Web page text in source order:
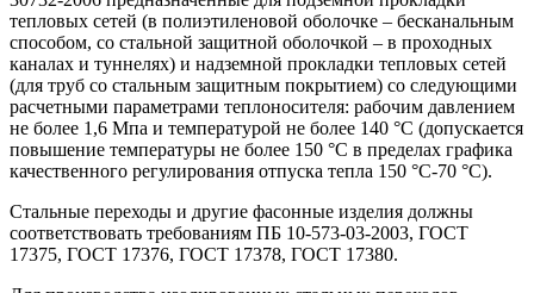
тепловых сетей (в полиэтиленовой оболочке – бесканальным
способом, со стальной защитной оболочкой – в проходных
каналах и туннелях) и надземной прокладки тепловых сетей
(для труб со стальным защитным покрытием) со следующими
расчетными параметрами теплоносителя: рабочим давлением
не более 1,6 Мпа и температурой не более 140 °С (допускается
повышение температуры не более 150 °С в пределах графика
качественного регулирования отпуска тепла 150 °С-70 °С).
Стальные переходы и другие фасонные изделия должны
соответствовать требованиям ПБ 10-573-03-2003, ГОСТ
17375, ГОСТ 17376, ГОСТ 17378, ГОСТ 17380.